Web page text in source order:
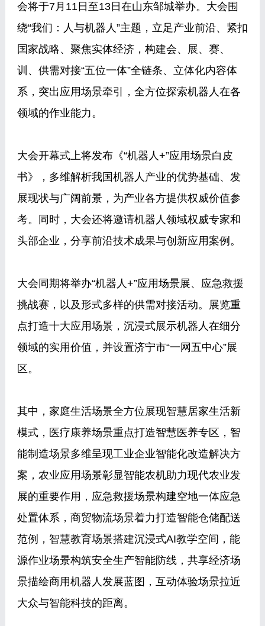
会将于7月11日至13日在山东邹城举办。大会围
绕“我们：人与机器人”主题，立足产业前沿、紧扣
国家战略、聚焦实体经济，构建会、展、赛、
训、供需对接“五位一体”全链条、立体化内容体
系，突出应用场景牵引，全方位探索机器人在各
领域的作业能力。
大会开幕式上将发布《“机器人+”应用场景白皮
书》，多维解析我国机器人产业的优势基础、发
展现状与广阔前景，为产业各方提供权威价值参
考。同时，大会还将邀请机器人领域权威专家和
头部企业，分享前沿技术成果与创新应用案例。
大会同期将举办“机器人+”应用场景展、应急救援
挑战赛，以及形式多样的供需对接活动。展览重
点打造十大应用场景，沉浸式展示机器人在细分
领域的实用价值，并设置济宁市“一网五中心”展
区。
其中，家庭生活场景全方位展现智慧居家生活新
模式，医疗康养场景重点打造智慧医养专区，智
能制造场景多维呈现工业企业智能化改造解决方
案，农业应用场景彰显智能农机助力现代农业发
展的重要作用，应急救援场景构建空地一体应急
处置体系，商贸物流场景着力打造智能仓储配送
范例，智慧教育场景搭建沉浸式AI教学空间，能
源作业场景构筑安全生产智能防线，共享经济场
景描绘商用机器人发展蓝图，互动体验场景拉近
大众与智能科技的距离。